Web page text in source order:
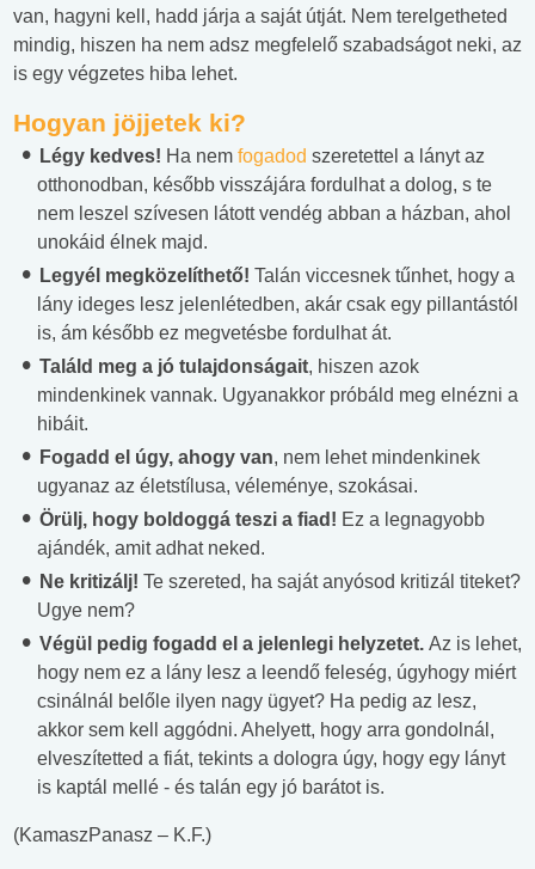
van, hagyni kell, hadd járja a saját útját. Nem terelgetheted
mindig, hiszen ha nem adsz megfelelő szabadságot neki, az
is egy végzetes hiba lehet.
Hogyan jöjjetek ki?
Légy kedves! Ha nem fogadod szeretettel a lányt az
otthonodban, később visszájára fordulhat a dolog, s te
nem leszel szívesen látott vendég abban a házban, ahol
unokáid élnek majd.
Legyél megközelíthető! Talán viccesnek tűnhet, hogy a
lány ideges lesz jelenlétedben, akár csak egy pillantástól
is, ám később ez megvetésbe fordulhat át.
Találd meg a jó tulajdonságait, hiszen azok
mindenkinek vannak. Ugyanakkor próbáld meg elnézni a
hibáit.
Fogadd el úgy, ahogy van, nem lehet mindenkinek
ugyanaz az életstílusa, véleménye, szokásai.
Örülj, hogy boldoggá teszi a fiad! Ez a legnagyobb
ajándék, amit adhat neked.
Ne kritizálj! Te szereted, ha saját anyósod kritizál titeket?
Ugye nem?
Végül pedig fogadd el a jelenlegi helyzetet. Az is lehet,
hogy nem ez a lány lesz a leendő feleség, úgyhogy miért
csinálnál belőle ilyen nagy ügyet? Ha pedig az lesz,
akkor sem kell aggódni. Ahelyett, hogy arra gondolnál,
elveszítetted a fiát, tekints a dologra úgy, hogy egy lányt
is kaptál mellé - és talán egy jó barátot is.
(KamaszPanasz – K.F.)